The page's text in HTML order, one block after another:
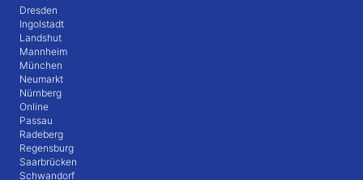
Dresden
Ingolstadt
Landshut
Mannheim
München
Neumarkt
Nürnberg
Online
Passau
Radeberg
Regensburg
Saarbrücken
Schwandorf